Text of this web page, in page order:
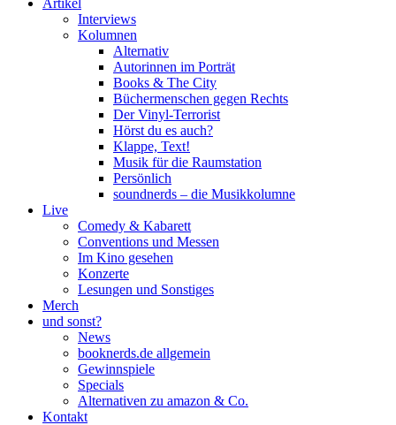
Artikel
Interviews
Kolumnen
Alternativ
Autorinnen im Porträt
Books & The City
Büchermenschen gegen Rechts
Der Vinyl-Terrorist
Hörst du es auch?
Klappe, Text!
Musik für die Raumstation
Persönlich
soundnerds – die Musikkolumne
Live
Comedy & Kabarett
Conventions und Messen
Im Kino gesehen
Konzerte
Lesungen und Sonstiges
Merch
und sonst?
News
booknerds.de allgemein
Gewinnspiele
Specials
Alternativen zu amazon & Co.
Kontakt